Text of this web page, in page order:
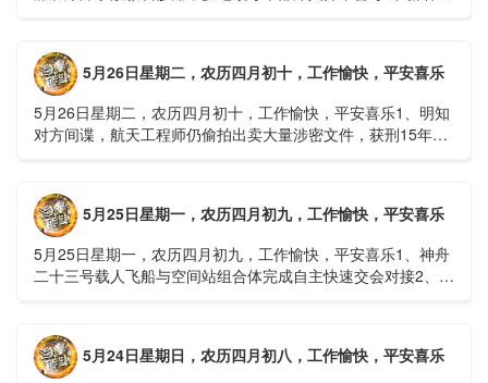
5月26日星期二，农历四月初十，工作愉快，平安喜乐
5月26日星期二，农历四月初十，工作愉快，平安喜乐1、明知
对方间谍，航天工程师仍偷拍出卖大量涉密文件，获刑15年
5月25日星期一，农历四月初九，工作愉快，平安喜乐
5月25日星期一，农历四月初九，工作愉快，平安喜乐1、神舟
二十三号载人飞船与空间站组合体完成自主快速交会对接2、山
5月24日星期日，农历四月初八，工作愉快，平安喜乐